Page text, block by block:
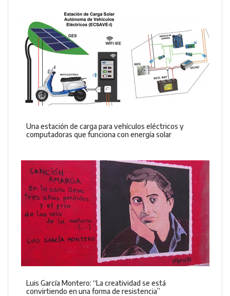
Una estación de carga para vehículos eléctricos y
computadoras que funciona con energía solar
Luis García Montero: “La creatividad se está
convirtiendo en una forma de resistencia”